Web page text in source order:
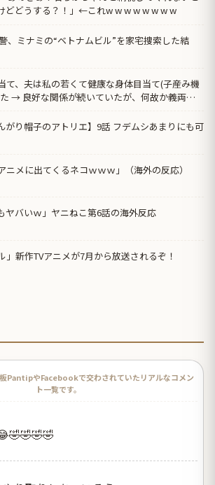
どどうする？！」←これw w w w w w w w
、ミナミの“ベトナムビル”を家宅捜索した結
て、夫は私の若くて健康な身体目当て(子産み機
→ 良好な関係が続いていたが、何故か義両親
がり帽子のアトリエ】9話 フデムシあまりにも可
ニメに出てくるネコｗｗｗ」（海外の反応）
ヤバいｗ」ヤニねこ第6話の海外反応
」新作TVアニメが7月から放送されるぞ！
PantipやFacebookで交わされていたリアルなコメン
ト一覧です。